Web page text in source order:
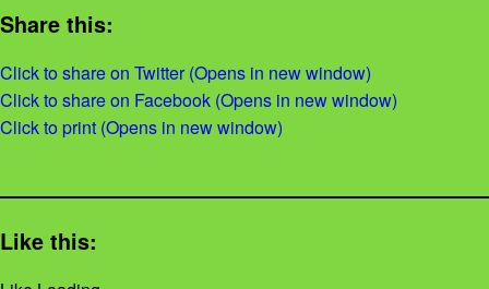
Share this:
Click to share on Twitter (Opens in new window)
Click to share on Facebook (Opens in new window)
Click to print (Opens in new window)
Like this: